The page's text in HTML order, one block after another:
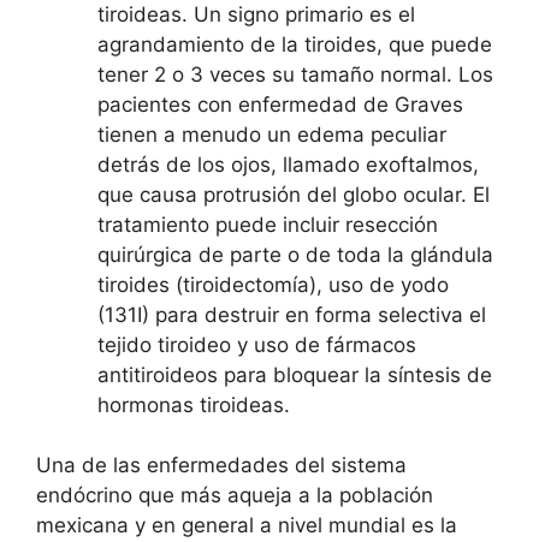
tiroideas. Un signo primario es el
agrandamiento de la tiroides, que puede
tener 2 o 3 veces su tamaño normal. Los
pacientes con enfermedad de Graves
tienen a menudo un edema peculiar
detrás de los ojos, llamado exoftalmos,
que causa protrusión del globo ocular. El
tratamiento puede incluir resección
quirúrgica de parte o de toda la glándula
tiroides (tiroidectomía), uso de yodo
(131I) para destruir en forma selectiva el
tejido tiroideo y uso de fármacos
antitiroideos para bloquear la síntesis de
hormonas tiroideas.
Una de las enfermedades del sistema
endócrino que más aqueja a la población
mexicana y en general a nivel mundial es la